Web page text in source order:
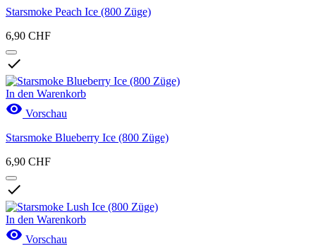
Starsmoke Peach Ice (800 Züge)
6,90 CHF

In den Warenkorb
 Vorschau
Starsmoke Blueberry Ice (800 Züge)
6,90 CHF

In den Warenkorb
 Vorschau